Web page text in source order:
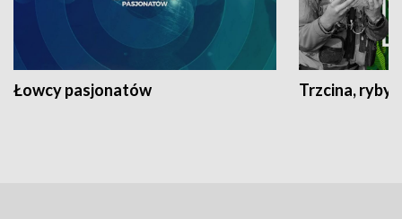
Łowcy pasjonatów Trzcina, ryby